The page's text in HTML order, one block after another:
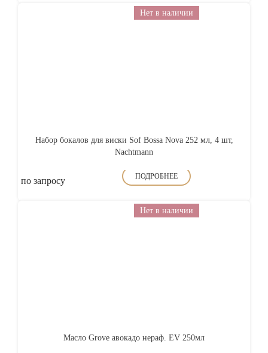
Нет в наличии
Набор бокалов для виски Sof Bossa Nova 252 мл, 4 шт,
Nachtmann
по запросу ПОДРОБНЕЕ
Нет в наличии
Масло Grove авокадо нераф. EV 250мл